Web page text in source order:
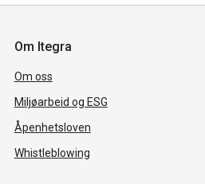
Om Itegra
Om oss
Miljøarbeid og ESG
Åpenhetsloven
Whistleblowing